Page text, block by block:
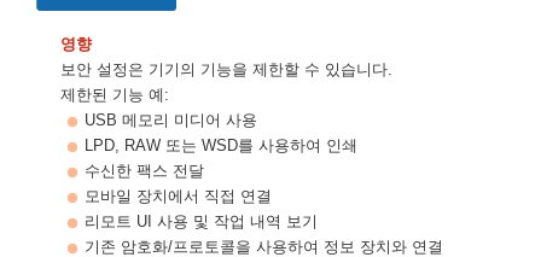
영향
보안 설정은 기기의 기능을 제한할 수 있습니다.
제한된 기능 예:
USB 메모리 미디어 사용
LPD, RAW 또는 WSD를 사용하여 인쇄
수신한 팩스 전달
모바일 장치에서 직접 연결
리모트 UI 사용 및 작업 내역 보기
기존 암호화/프로토콜을 사용하여 정보 장치와 연결